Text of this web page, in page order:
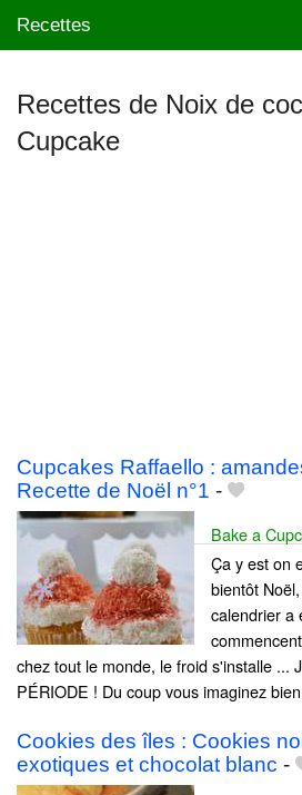
Recettes
Mes blogs préférés
Recettes de Noix de
Cupcake
Cupcakes Raffaello :
Recette de Noël n°1 -
Bake a
Ça y est on
bientôt
calendrier a
chez tout le monde, le froid s'installe ...
PÉRIODE ! Du coup vous imaginez
Cookies des îles : Cookies
exotiques et chocolat blanc -